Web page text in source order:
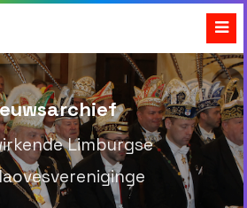
Limburgse